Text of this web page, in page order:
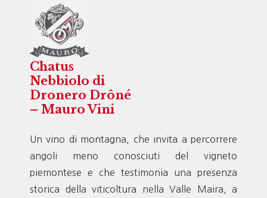
Chatus
Nebbiolo di
Dronero Drôné
– Mauro Vini
Un vino di montagna, che invita a percorrere
angoli meno conosciuti del vigneto
piemontese e che testimonia una presenza
storica della viticoltura nella Valle Maira, a